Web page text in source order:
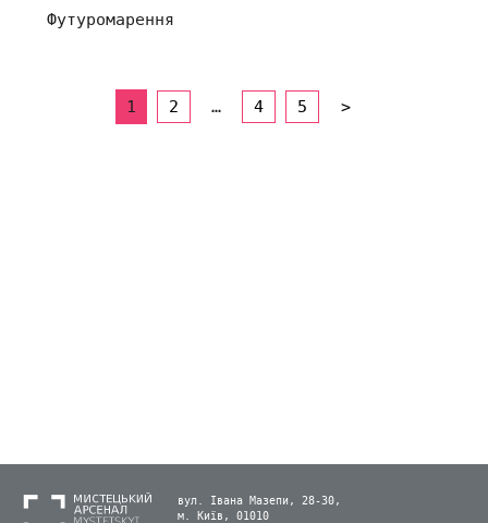
Футуромарення
1 2 … 4 5 >
вул. Івана Мазепи, 28-30,
м. Київ, 01010